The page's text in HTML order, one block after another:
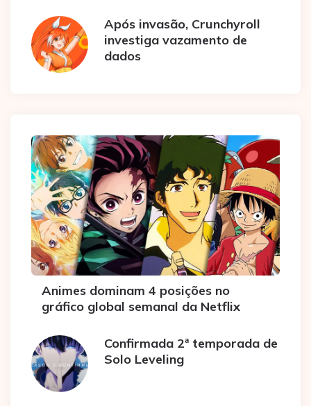
Após invasão, Crunchyroll
investiga vazamento de
dados
Animes dominam 4 posições no
gráfico global semanal da Netflix
Confirmada 2ª temporada de
Solo Leveling